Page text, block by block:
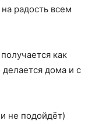
радость всем
как
делается дома и с
не подойдёт)